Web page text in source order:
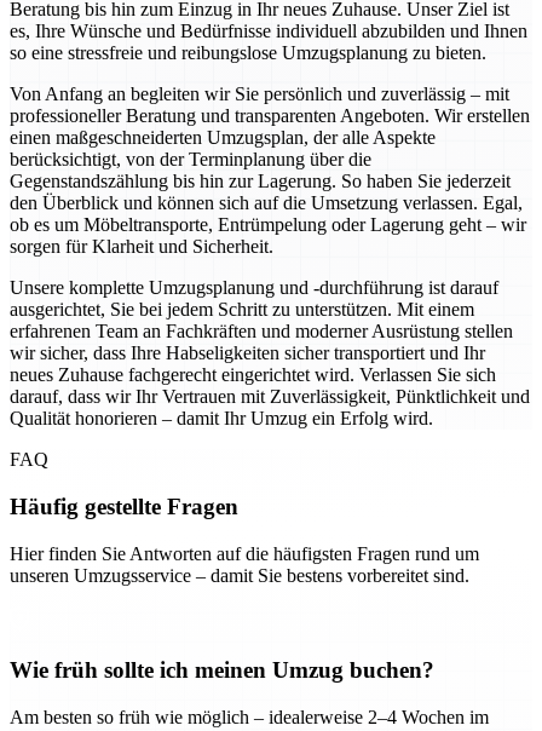
Beratung bis hin zum Einzug in Ihr neues Zuhause. Unser Ziel ist
es, Ihre Wünsche und Bedürfnisse individuell abzubilden und Ihnen
so eine stressfreie und reibungslose Umzugsplanung zu bieten.
Von Anfang an begleiten wir Sie persönlich und zuverlässig – mit
professioneller Beratung und transparenten Angeboten. Wir erstellen
einen maßgeschneiderten Umzugsplan, der alle Aspekte
berücksichtigt, von der Terminplanung über die
Gegenstandszählung bis hin zur Lagerung. So haben Sie jederzeit
den Überblick und können sich auf die Umsetzung verlassen. Egal,
ob es um Möbeltransporte, Entrümpelung oder Lagerung geht – wir
sorgen für Klarheit und Sicherheit.
Unsere komplette Umzugsplanung und -durchführung ist darauf
ausgerichtet, Sie bei jedem Schritt zu unterstützen. Mit einem
erfahrenen Team an Fachkräften und moderner Ausrüstung stellen
wir sicher, dass Ihre Habseligkeiten sicher transportiert und Ihr
neues Zuhause fachgerecht eingerichtet wird. Verlassen Sie sich
darauf, dass wir Ihr Vertrauen mit Zuverlässigkeit, Pünktlichkeit und
Qualität honorieren – damit Ihr Umzug ein Erfolg wird.
FAQ
Häufig gestellte Fragen
Hier finden Sie Antworten auf die häufigsten Fragen rund um
unseren Umzugsservice – damit Sie bestens vorbereitet sind.
Wie früh sollte ich meinen Umzug buchen?
Am besten so früh wie möglich – idealerweise 2–4 Wochen im